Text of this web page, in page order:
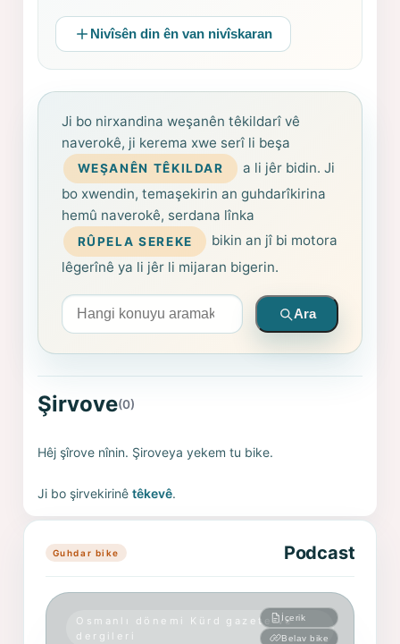
Nivîsên din ên van nivîskaran
Ji bo nirxandina weşanên têkildarî vê
naverokê, ji kerema xwe serî li beşa
WEŞANÊN TÊKILDAR
a li jêr bidin. Ji
bo xwendin, temaşekirin an guhdarîkirina
hemû naverokê, serdana lînka
RÛPELA SEREKE
bikin an jî bi motora
lêgerînê ya li jêr li mijaran bigerin.
Arama yapın
Ara
Şirvove(0)
Hêj şîrove nînin. Şiroveya yekem tu bike.
Ji bo şirvekirinêtêkevê.
Guhdar bike Podcast
Osmanlı dönemi Kürd gazete ve
dergileri
İçerik
Belav bike